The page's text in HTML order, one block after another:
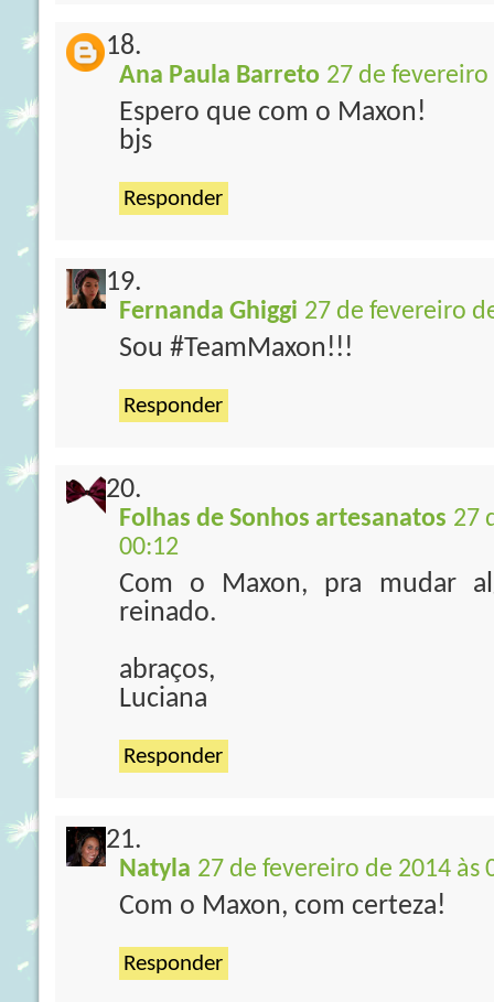
Ana Paula Barreto 27 de fevereiro
Espero que com o Maxon!
bjs
Responder
Fernanda Ghiggi 27 de fevereiro
Sou #TeamMaxon!!!
Responder
Folhas de Sonhos artesanatos 27
00:12
Com o Maxon, pra mudar
reinado.
abraços,
Luciana
Responder
Natyla 27 de fevereiro de 2014 às
Com o Maxon, com certeza!
Responder